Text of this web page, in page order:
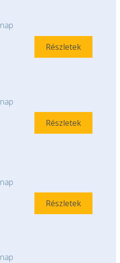
Részletek
Részletek
Részletek